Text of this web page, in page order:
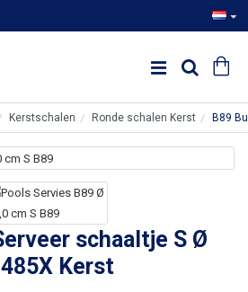
Kerstschalen Ronde schalen Kerst B89
schaaltje S Ø
Kerst